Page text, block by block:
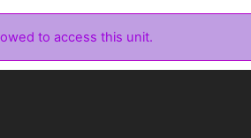
to access this unit.